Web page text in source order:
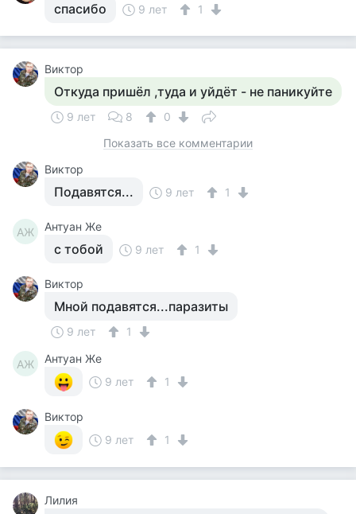
спасибо 9 лет 1
Виктор
Откуда пришёл ,туда и уйдёт - не паникуйте
9 лет 8
0
Показать все комментарии
Виктор
Подавятся... 9 лет 1
АЖ Антуан Же
с тобой 9 лет 1
Виктор
Мной подавятся...паразиты
9 лет 1
АЖ
Антуан Же
9 лет
1
Виктор
9 лет
1
Лилия